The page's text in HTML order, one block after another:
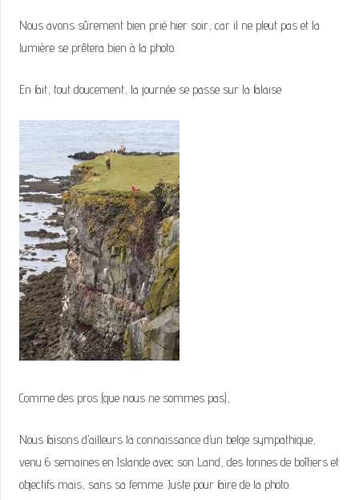
Nous avons sûrement bien prié hier soir, car il ne pleut pas et la
lumière se prêtera bien à la photo.
En fait, tout doucement, la journée se passe sur la falaise
Comme des pros (que nous ne sommes pas),
Nous faisons d’ailleurs la connaissance d’un belge sympathique,
venu 6 semaines en Islande avec son Land, des tonnes de boîtiers et
objectifs mais, sans sa femme. Juste pour faire de la photo.